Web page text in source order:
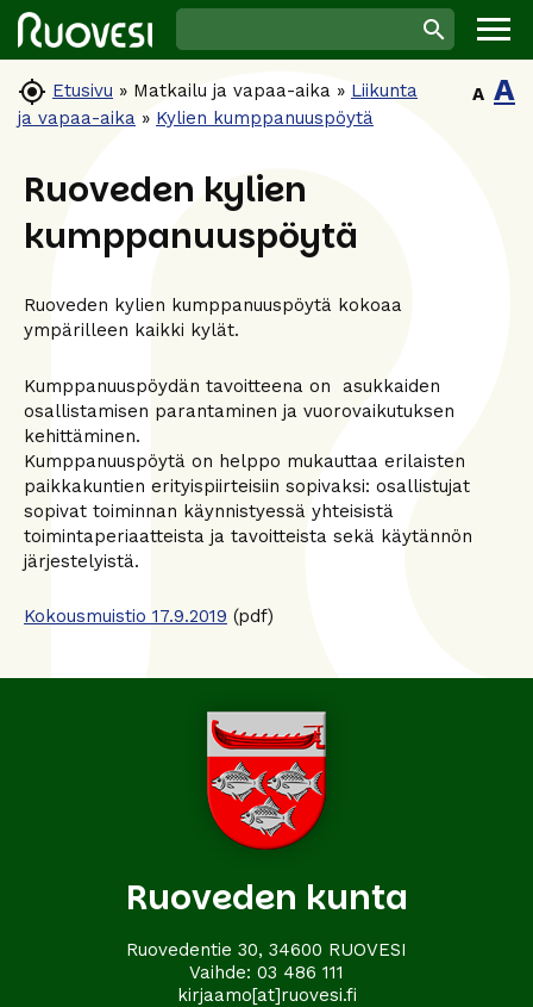
 Etusivu » Matkailu ja vapaa-aika » Liikunta
ja vapaa-aika » Kylien kumppanuuspöytä
A A
Ruoveden kylien
kumppanuuspöytä
Ruoveden kylien kumppanuuspöytä kokoaa
ympärilleen kaikki kylät.
Kumppanuuspöydän tavoitteena on asukkaiden
osallistamisen parantaminen ja vuorovaikutuksen
kehittäminen.
Kumppanuuspöytä on helppo mukauttaa erilaisten
paikkakuntien erityispiirteisiin sopivaksi: osallistujat
sopivat toiminnan käynnistyessä yhteisistä
toimintaperiaatteista ja tavoitteista sekä käytännön
järjestelyistä.
Kokousmuistio 17.9.2019 (pdf)
Ruoveden kunta
Ruovedentie 30, 34600 RUOVESI
Vaihde: 03 486 111
kirjaamo[at]ruovesi.fi